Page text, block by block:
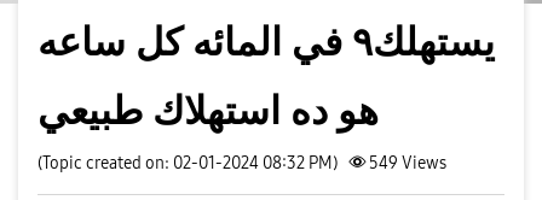
يستهلك٩ في المائه كل ساعه
هو ده استهلاك طبيعي
(Topic created on: 02-01-2024 08:32 PM) 549 Views